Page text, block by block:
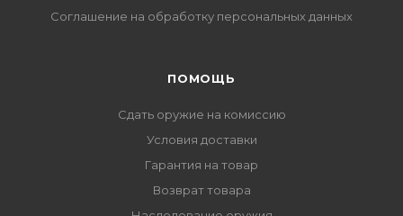
Соглашение на обработку персональных данных
ПОМОЩЬ
Сдать оружие на комиссию
Условия доставки
Гарантия на товар
Возврат товара